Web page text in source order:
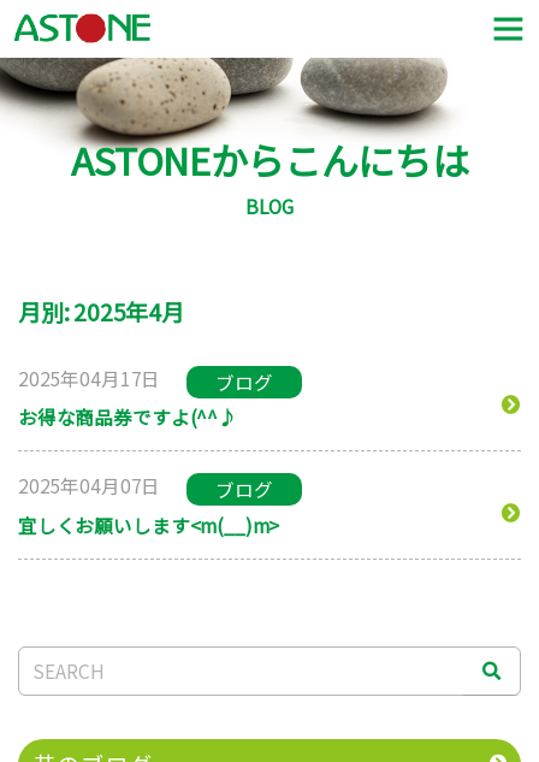
ASTONEからこんにちは
BLOG
月別: 2025年4月
2025年04月17日
ブログ
お得な商品券ですよ(^^♪
2025年04月07日
ブログ
宜しくお願いします<m(__)m>